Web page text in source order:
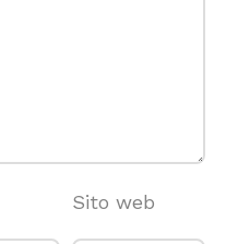
Sito web